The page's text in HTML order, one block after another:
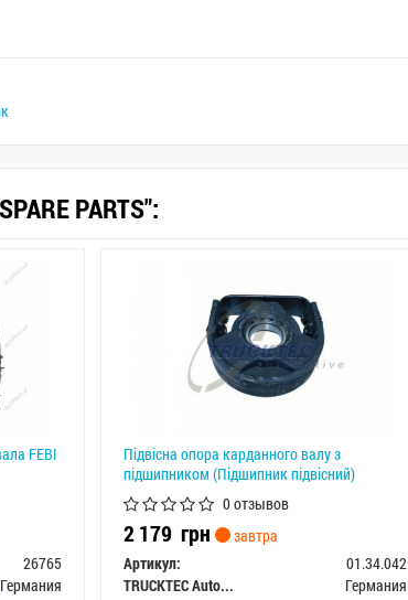
PARTS":
FEBI
26765
Германия
Підвісна опора карданного валу з
підшипником (Підшипник підвісний)
0 отзывов
2 179 грн
завтра
Артикул:
01.34.042
TRUCKTEC Automotive GmbH
Германия